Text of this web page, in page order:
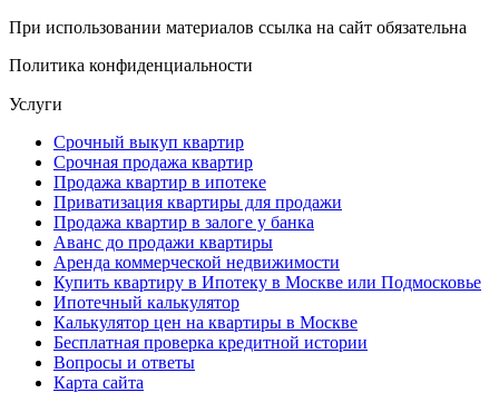
При использовании материалов ссылка на сайт обязательна
Политика конфиденциальности
Нужна новая квартира? Вам поможет
Услуги
Срочный выкуп квартир
Срочная продажа квартир
Продажа квартир в ипотеке
Приватизация квартиры для продажи
Продажа квартир в залоге у банка
Аванс до продажи квартиры
Аренда коммерческой недвижимости
Купить квартиру в Ипотеку в Москве или Подмосковье
Ипотечный калькулятор
Калькулятор цен на квартиры в Москве
Бесплатная проверка кредитной истории
Вопросы и ответы
Карта сайта